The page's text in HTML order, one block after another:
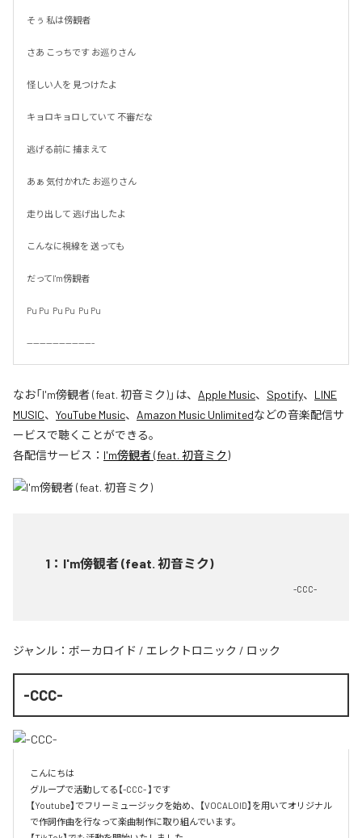
そぅ 私は傍観者
さあ こっちです お巡りさん
怪しい人を 見つけたよ
キョロキョロしていて 不審だな
逃げる前に 捕まえて
あぁ 気付かれた お巡りさん
走り出して 逃げ出したよ
こんなに視線を 送っても
だってI'm傍観者
Pu Pu  Pu Pu  Pu Pu
---------------------
なお「I'm傍観者 (feat. 初音ミク)」は、 Apple Music、 Spotify、 LINE
MUSIC、 YouTube Music、 Amazon Music Unlimitedなどの音楽配信サ
ービスで聴くことができる。
各配信サービス： I'm傍観者 (feat. 初音ミク)
1 ： I'm傍観者 (feat. 初音ミク)
-CCC-
ジャンル： ボーカロイド / エレクトロニック / ロック
-CCC-
こんにちは
グループで活動してる【-CCC- 】です
【Youtube】でフリーミュージックを始め、【VOCALOID】を用いてオリジナル
で作詞作曲を行なって楽曲制作に取り組んでいます。